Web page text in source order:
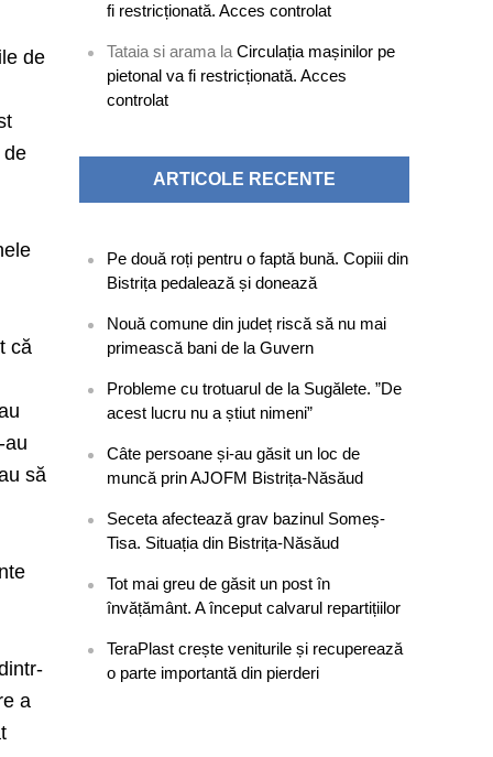
de
de
că
au
să
a
fi restricționată. Acces controlat
Tataia si arama laCirculația mașinilor pe
pietonal va fi restricționată. Acces
controlat
ARTICOLE RECENTE
Pe două roți pentru o faptă bună. Copiii din
Bistrița pedalează și donează
Nouă comune din județ riscă să nu mai
primească bani de la Guvern
Probleme cu trotuarul de la Sugălete. ”De
acest lucru nu a știut nimeni”
Câte persoane și-au găsit un loc de
muncă prin AJOFM Bistrița-Năsăud
Seceta afectează grav bazinul Someș-
Tisa. Situația din Bistrița-Năsăud
Tot mai greu de găsit un post în
învățământ. A început calvarul repartițiilor
TeraPlast crește veniturile și recuperează
o parte importantă din pierderi